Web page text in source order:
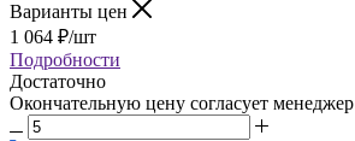
Варианты цен
1 064 ₽/шт
Подробности
Достаточно
Окончательную цену согласует менеджер